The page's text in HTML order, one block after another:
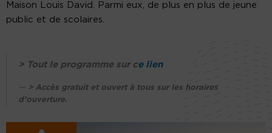
Maison Louis David. Parmi eux, de plus en plus de jeune
public et de scolaires.
> Tout le programme sur ce lien
> Accès gratuit et ouvert à tous sur les horaires
d’ouverture.